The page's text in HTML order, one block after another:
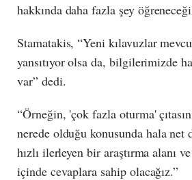
hakkında daha fazla şey
Stamatakis, “Yeni kılavuzlar
yansıtıyor olsa da, bilgilerimizde
var” dedi.
“Örneğin, 'çok fazla oturma'
nerede olduğu konusunda hala
hızlı ilerleyen bir araştırma alanı
içinde cevaplara sahip olacağız.”